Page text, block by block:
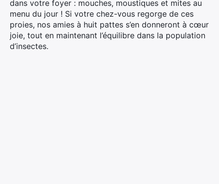
dans votre foyer : mouches, moustiques et mites au
menu du jour ! Si votre chez-vous regorge de ces
proies, nos amies à huit pattes s’en donneront à cœur
joie, tout en maintenant l’équilibre dans la population
d’insectes.